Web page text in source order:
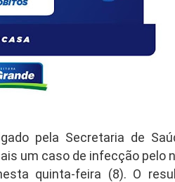
pela Secretaria de
um caso de infecção pelo
quinta-feira (8). O